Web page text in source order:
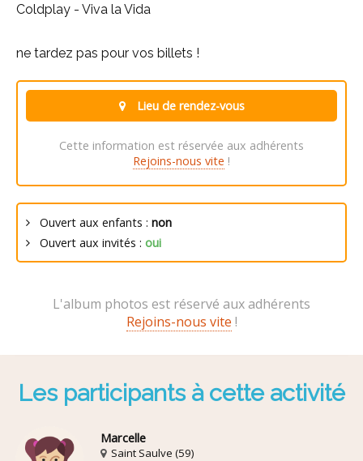
Coldplay - Viva la Vida
ne tardez pas pour vos billets !
Lieu de rendez-vous
Cette information est réservée aux adhérents
Rejoins-nous vite !
Ouvert aux enfants : non
Ouvert aux invités : oui
L'album photos est réservé aux adhérents
Rejoins-nous vite !
Les participants à cette activité
Marcelle
Saint Saulve (59)